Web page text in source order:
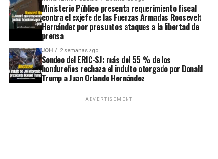
Ministerio Público presenta requerimiento fiscal
contra el exjefe de las Fuerzas Armadas Roosevelt
Hernández por presuntos ataques a la libertad de
prensa
JOH 2 semanas ago
Sondeo del ERIC-SJ: más del 55 % de los
hondureños rechaza el indulto otorgado por Donald
Trump a Juan Orlando Hernández
ADVERTISEMENT